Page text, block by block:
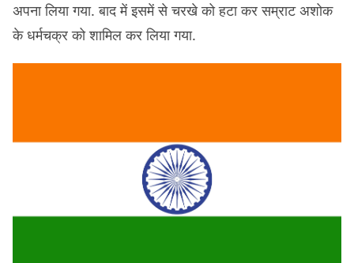
अपना लिया गया. बाद में इसमें से चरखे को हटा कर सम्राट अशोक
के धर्मचक्र को शामिल कर लिया गया.